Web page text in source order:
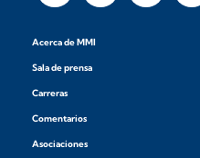
Acerca de MMI
Sala de prensa
Carreras
Comentarios
Asociaciones